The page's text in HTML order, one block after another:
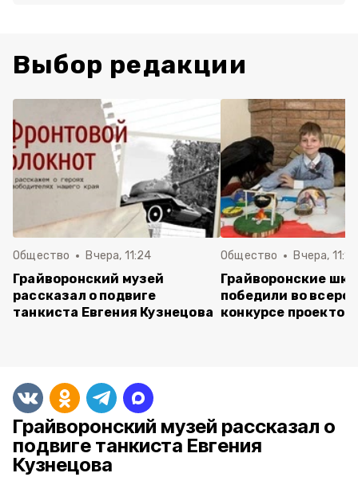
Выбор редакции
Общество Вчера, 11:24
Грайворонский музей
рассказал о подвиге
танкиста Евгения Кузнецова
Общество Вчера, 11:16
Грайворонские
победили во
конкурсе проектов
Грайворонский музей рассказал о
подвиге танкиста Евгения
Кузнецова